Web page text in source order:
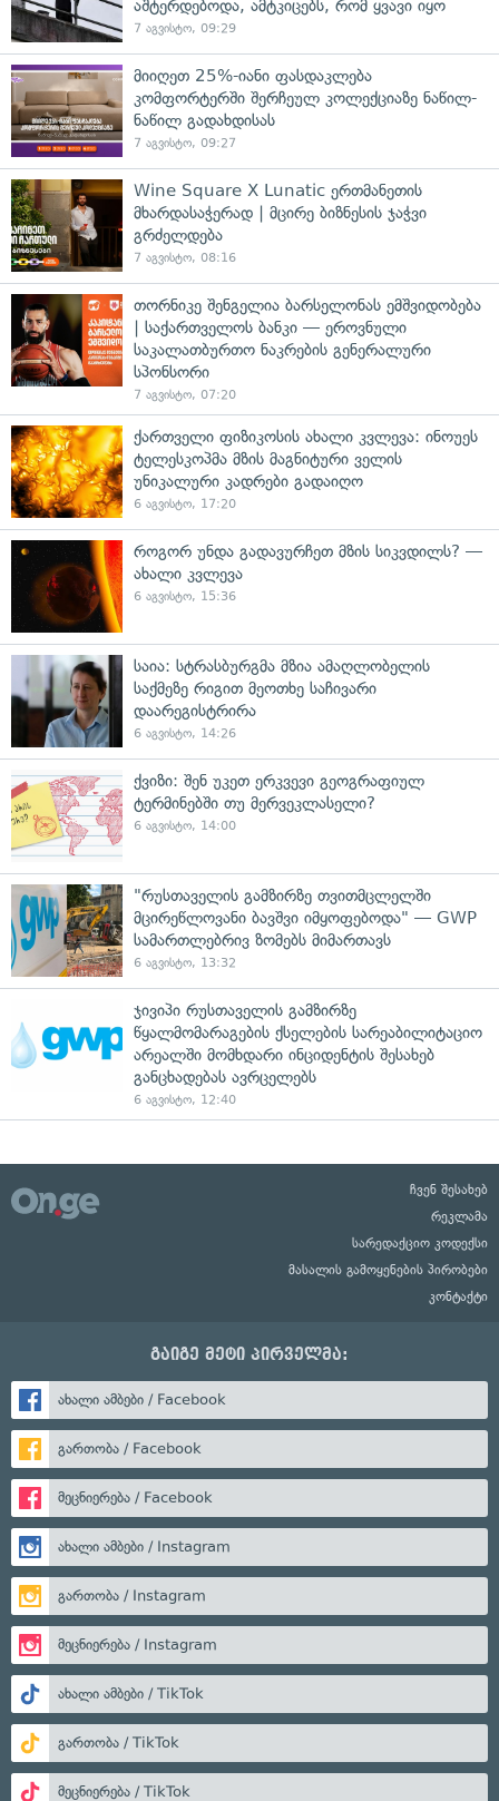
აშტერდებოდა, ამტკიცებს, რომ ყვავი იყო
7 აგვისტო, 09:29
მიიღეთ 25%-იანი ფასდაკლება
კომფორტერში შერჩეულ კოლექციაზე ნაწილ-
ნაწილ გადახდისას
7 აგვისტო, 09:27
Wine Square X Lunatic ერთმანეთის
მხარდასაჭერად | მცირე ბიზნესის ჯაჭვი
გრძელდება
7 აგვისტო, 08:16
თორნიკე შენგელია ბარსელონას ემშვიდობება
| საქართველოს ბანკი — ეროვნული
საკალათბურთო ნაკრების გენერალური
სპონსორი
7 აგვისტო, 07:20
ქართველი ფიზიკოსის ახალი კვლევა: ინოუეს
ტელესკოპმა მზის მაგნიტური ველის
უნიკალური კადრები გადაიღო
6 აგვისტო, 17:20
როგორ უნდა გადავურჩეთ მზის სიკვდილს? —
ახალი კვლევა
6 აგვისტო, 15:36
საია: სტრასბურგმა მზია ამაღლობელის
საქმეზე რიგით მეოთხე საჩივარი
დაარეგისტრირა
6 აგვისტო, 14:26
ქვიზი: შენ უკეთ ერკვევი გეოგრაფიულ
ტერმინებში თუ მერვეკლასელი?
6 აგვისტო, 14:00
"რუსთაველის გამზირზე თვითმცლელში
მცირეწლოვანი ბავშვი იმყოფებოდა" — GWP
სამართლებრივ ზომებს მიმართავს
6 აგვისტო, 13:32
ჯივიპი რუსთაველის გამზირზე
წყალმომარაგების ქსელების სარეაბილიტაციო
არეალში მომხდარი ინციდენტის შესახებ
განცხადებას ავრცელებს
6 აგვისტო, 12:40
ჩვენ შესახებ
რეკლამა
სარედაქციო კოდექსი
მასალის გამოყენების პირობები
კონტაქტი
გაიგე მეტი პირველმა:
ახალი ამბები / Facebook
გართობა / Facebook
მეცნიერება / Facebook
ახალი ამბები / Instagram
გართობა / Instagram
მეცნიერება / Instagram
ახალი ამბები / TikTok
გართობა / TikTok
მეცნიერება / TikTok